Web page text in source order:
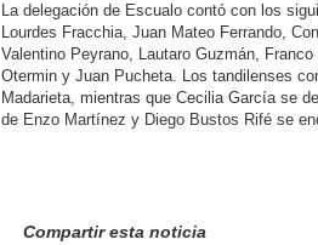
La delegación de Escualo contó con los
Lourdes Fracchia, Juan Mateo Ferrando,
Valentino Peyrano, Lautaro Guzmán,
Otermin y Juan Pucheta. Los tandilenses
Madarieta, mientras que Cecilia García se
de Enzo Martínez y Diego Bustos Rifé se
Compartir esta noticia